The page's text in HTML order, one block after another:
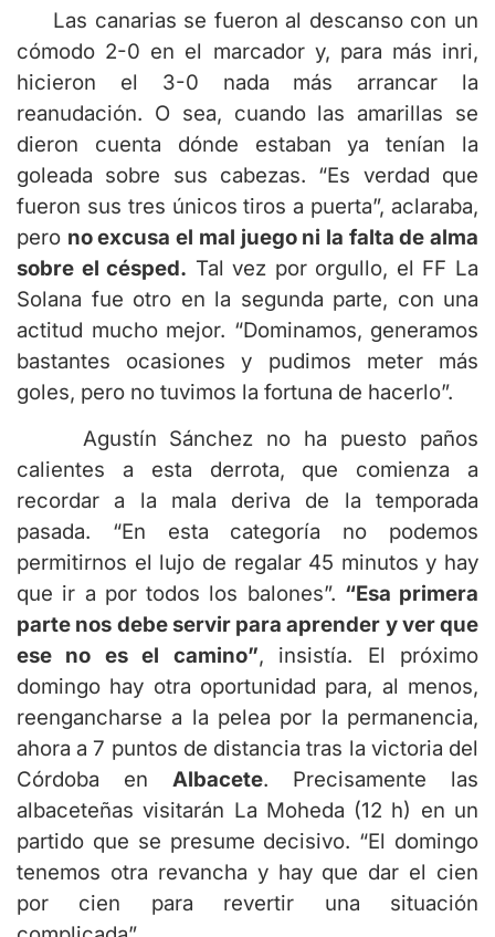
Las canarias se fueron al descanso con un
cómodo 2-0 en el marcador y, para más inri,
hicieron el 3-0 nada más arrancar la
reanudación. O sea, cuando las amarillas se
dieron cuenta dónde estaban ya tenían la
goleada sobre sus cabezas. “Es verdad que
fueron sus tres únicos tiros a puerta”, aclaraba,
pero no excusa el mal juego ni la falta de alma
sobre el césped. Tal vez por orgullo, el FF La
Solana fue otro en la segunda parte, con una
actitud mucho mejor. “Dominamos, generamos
bastantes ocasiones y pudimos meter más
goles, pero no tuvimos la fortuna de hacerlo”.
Agustín Sánchez no ha puesto paños
calientes a esta derrota, que comienza a
recordar a la mala deriva de la temporada
pasada. “En esta categoría no podemos
permitirnos el lujo de regalar 45 minutos y hay
que ir a por todos los balones”. “Esa primera
parte nos debe servir para aprender y ver que
ese no es el camino”, insistía. El próximo
domingo hay otra oportunidad para, al menos,
reengancharse a la pelea por la permanencia,
ahora a 7 puntos de distancia tras la victoria del
Córdoba en Albacete. Precisamente las
albaceteñas visitarán La Moheda (12 h) en un
partido que se presume decisivo. “El domingo
tenemos otra revancha y hay que dar el cien
por cien para revertir una situación